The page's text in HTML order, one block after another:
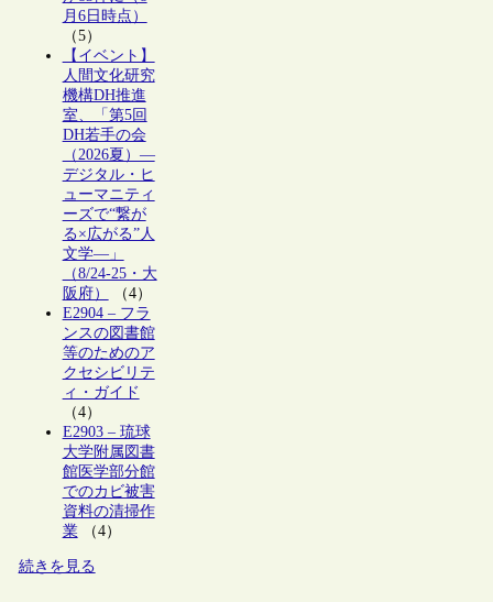
月6日時点）
（5）
【イベント】
人間文化研究
機構DH推進
室、「第5回
DH若手の会
（2026夏）―
デジタル・ヒ
ューマニティ
ーズで“繋が
る×広がる”人
文学―」
（8/24-25・大
阪府）
（4）
E2904 – フラ
ンスの図書館
等のためのア
クセシビリテ
ィ・ガイド
（4）
E2903 – 琉球
大学附属図書
館医学部分館
でのカビ被害
資料の清掃作
業（4）
続きを見る